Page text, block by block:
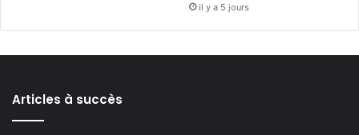
il y a 5 jours
Articles à succès